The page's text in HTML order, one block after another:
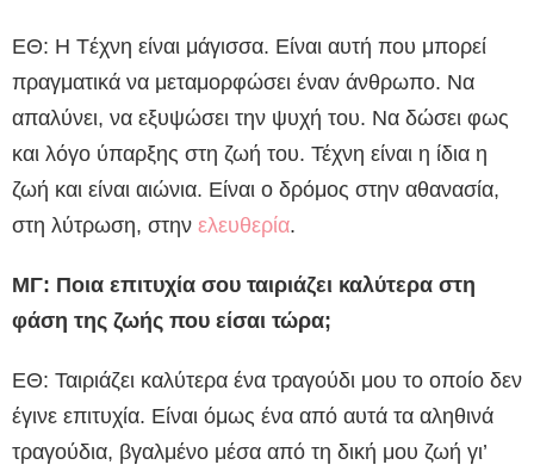
ΕΘ: Η Tέχνη είναι μάγισσα. Είναι αυτή που μπορεί
πραγματικά να μεταμορφώσει έναν άνθρωπο. Να
απαλύνει, να εξυψώσει την ψυχή του. Να δώσει φως
και λόγο ύπαρξης στη ζωή του. Τέχνη είναι η ίδια η
ζωή και είναι αιώνια. Είναι ο δρόμος στην αθανασία,
στη λύτρωση, στην ελευθερία.
ΜΓ: Ποια επιτυχία σου ταιριάζει καλύτερα στη
φάση της ζωής που είσαι τώρα;
ΕΘ: Ταιριάζει καλύτερα ένα τραγούδι μου το οποίο δεν
έγινε επιτυχία. Είναι όμως ένα από αυτά τα αληθινά
τραγούδια, βγαλμένο μέσα από τη δική μου ζωή γι’